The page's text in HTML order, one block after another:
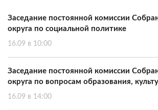
Заседание постоянной комиссии
округа по социальной политике
16.09 в 10:00
Заседание постоянной комиссии
округа по вопросам образования,
16.09 в 14:00